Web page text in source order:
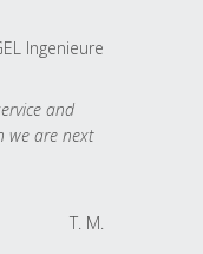
Ingenieure
and
we are next
T. M.